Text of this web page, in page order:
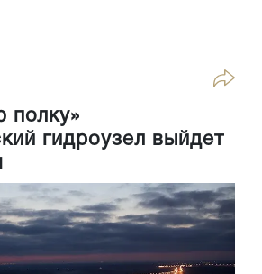
полку»
гидроузел выйдет